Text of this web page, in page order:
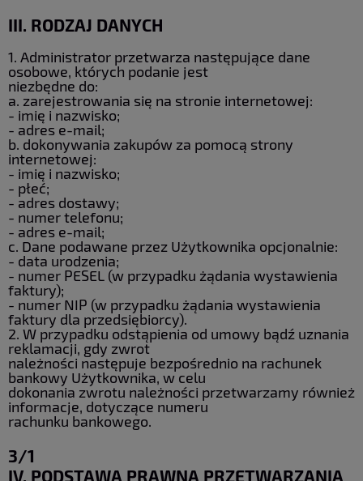
III. RODZAJ DANYCH
1. Administrator przetwarza następujące dane
osobowe, których podanie jest
niezbędne do:
a. zarejestrowania się na stronie internetowej:
- imię i nazwisko;
- adres e-mail;
b. dokonywania zakupów za pomocą strony
internetowej:
- imię i nazwisko;
- płeć;
- adres dostawy;
- numer telefonu;
- adres e-mail;
c. Dane podawane przez Użytkownika opcjonalnie:
- data urodzenia;
- numer PESEL (w przypadku żądania wystawienia
faktury);
- numer NIP (w przypadku żądania wystawienia
faktury dla przedsiębiorcy).
2. W przypadku odstąpienia od umowy bądź uznania
reklamacji, gdy zwrot
należności następuje bezpośrednio na rachunek
bankowy Użytkownika, w celu
dokonania zwrotu należności przetwarzamy również
informacje, dotyczące numeru
rachunku bankowego.
3/1
IV. PODSTAWA PRAWNA PRZETWARZANIA